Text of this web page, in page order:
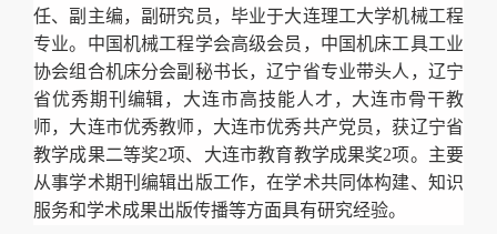
任、副主编，副研究员，毕业于大连理工大学机械工程
专业。中国机械工程学会高级会员，中国机床工具工业
协会组合机床分会副秘书长，辽宁省专业带头人，辽宁
省优秀期刊编辑，大连市高技能人才，大连市骨干教
师，大连市优秀教师，大连市优秀共产党员，获辽宁省
教学成果二等奖2项、大连市教育教学成果奖2项。主要
从事学术期刊编辑出版工作，在学术共同体构建、知识
服务和学术成果出版传播等方面具有研究经验。